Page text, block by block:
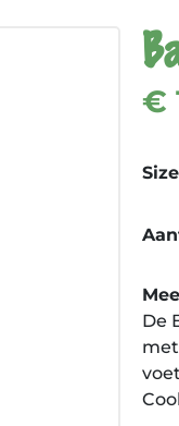
€
Size
De